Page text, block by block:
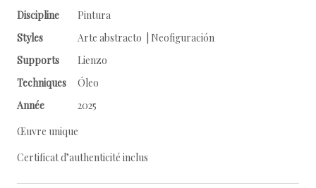
Discipline
Pintura
Styles
Arte abstracto | Neofiguración
Supports
Lienzo
Techniques
Óleo
Année
2025
Œuvre unique
Certificat d’authenticité inclus